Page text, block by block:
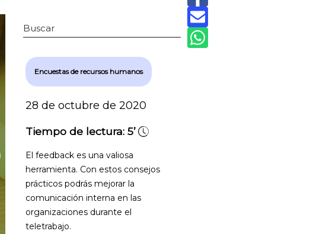
Buscar
Encuestas de recursos humanos
28 de octubre de 2020
Tiempo de lectura:5’
El feedback es una valiosa
herramienta. Con estos consejos
prácticos podrás mejorar la
comunicación interna en las
organizaciones durante el
teletrabajo.